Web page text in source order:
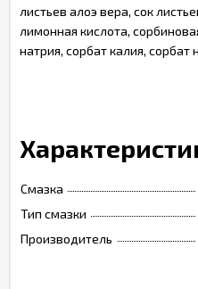
листьев алоэ вера, сок
лимонная кислота,
натрия, сорбат калия, сорбат
Смазка
Тип смазки
Производитель